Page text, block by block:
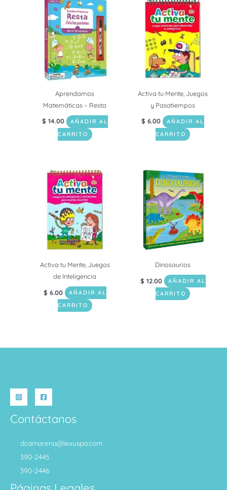
Aprendamos
Matemáticas – Resta
$ 14.00
AÑADIR AL
CARRITO
Activa tu Mente, Juegos
y Pasatiempos
$ 6.00
AÑADIR AL
CARRITO
Activa tu Mente, Juegos
de Inteligencia
$ 6.00
AÑADIR AL
CARRITO
Dinosaurios
$ 12.00
AÑADIR AL
CARRITO
Contáctanos
dcamarena@lexuspa.com
390-2445
390-2446